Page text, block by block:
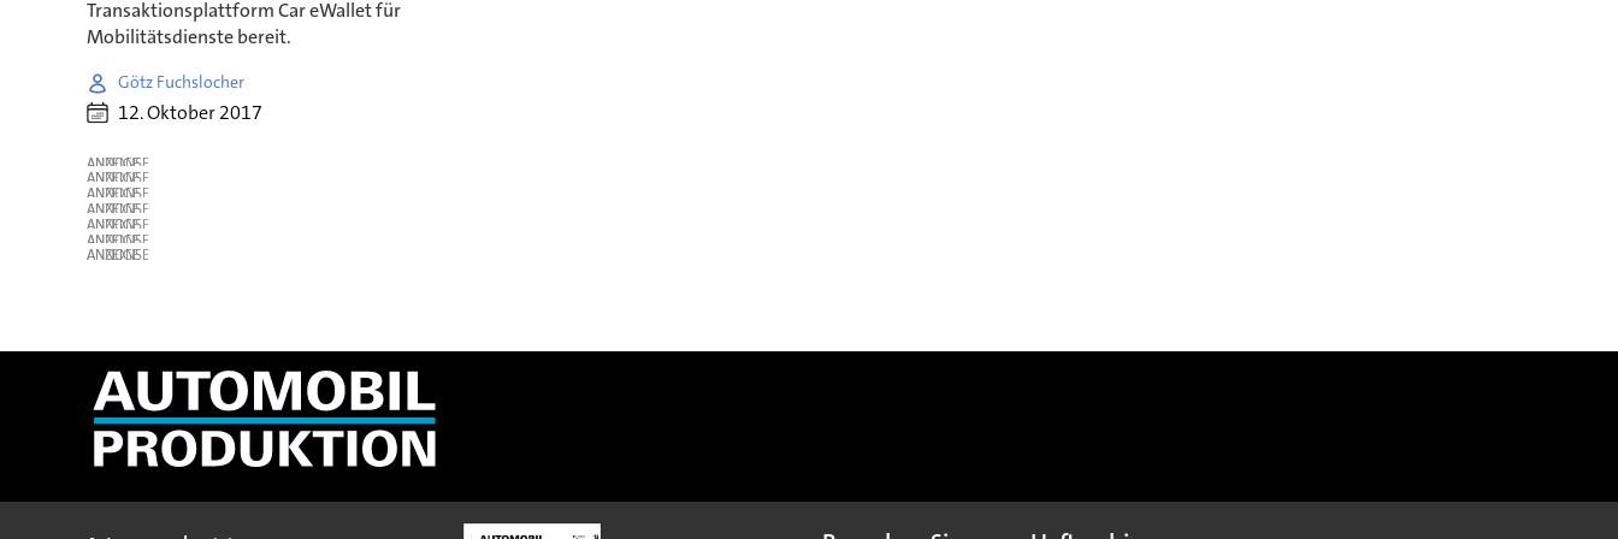
Transaktionsplattform Car eWallet für
Mobilitätsdienste bereit.
Götz Fuchslocher
12. Oktober 2017
ANZEIGE
ANZEIGE
ANZEIGE
ANZEIGE
ANZEIGE
ANZEIGE
ANZEIGE